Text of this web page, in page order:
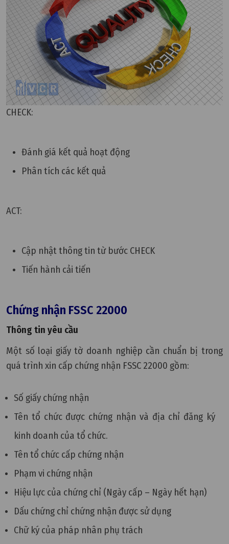
CHECK:
Đánh giá kết quả hoạt động
Phân tích các kết quả
ACT:
Cập nhật thông tin từ bước CHECK
Tiến hành cải tiến
Chứng nhận FSSC 22000
Thông tin yêu cầu
Một số loại giấy tờ doanh nghiệp cần chuẩn bị trong
quá trình xin cấp chứng nhận FSSC 22000 gồm:
Số giấy chứng nhận
Tên tổ chức được chứng nhận và địa chỉ đăng ký
kinh doanh của tổ chức.
Tên tổ chức cấp chứng nhận
Phạm vi chứng nhận
Hiệu lực của chứng chỉ (Ngày cấp – Ngày hết hạn)
Dấu chứng chỉ chứng nhận được sử dụng
Chữ ký của pháp nhân phụ trách